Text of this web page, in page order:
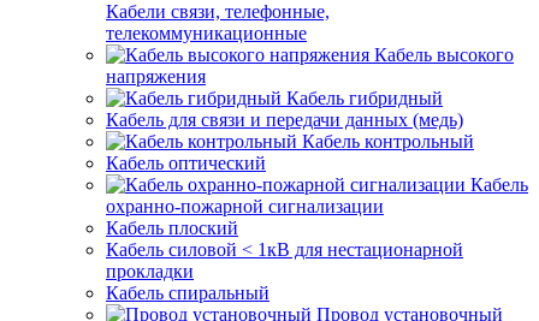
Кабели связи, телефонные,
телекоммуникационные
Кабель высокого
напряжения
Кабель гибридный
Кабель для связи и передачи данных (медь)
Кабель контрольный
Кабель оптический
Кабель
охранно-пожарной сигнализации
Кабель плоский
Кабель силовой < 1кВ для нестационарной
прокладки
Кабель спиральный
Провод установочный